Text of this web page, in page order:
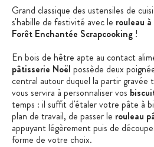
Grand classique des ustensiles de
s'habille de festivité avec le rouleau
Forêt Enchantée Scrapcooking !
En bois de hêtre apte au contact
pâtisserie Noël possède deux
central autour duquel la partir gravée
vous servira à personnaliser vos
temps : il suffit d'étaler votre pâte à
plan de travail, de passer le rouleau
appuyant légèrement puis de
forme de votre choix.